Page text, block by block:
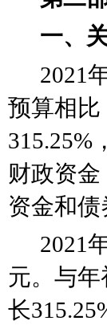
一、
2021
预算相比
315.25%
财政资
资金和债
2021
元。与
长